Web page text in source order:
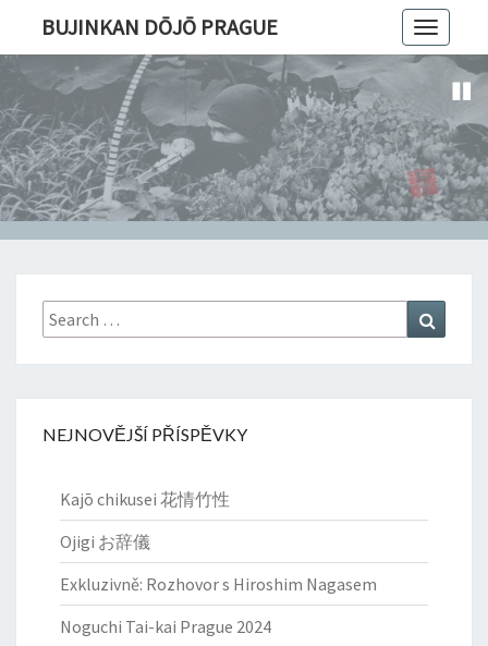
Toggle
BUJINKAN DŌJŌ PRAGUE
Search
for:
NEJNOVĚJŠÍ PŘÍSPĚVKY
Kajō chikusei 花情竹性
Ojigi お辞儀
Exkluzivně: Rozhovor s Hiroshim Nagasem
Noguchi Tai-kai Prague 2024